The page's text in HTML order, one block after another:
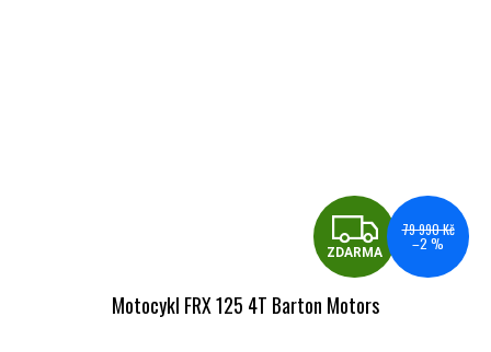
ZDARMA
79 990 Kč
–2 %
Motocykl FRX 125 4T Barton Motors